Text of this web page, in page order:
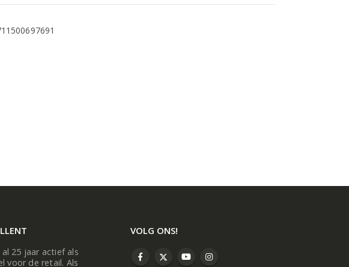
al 25 jaar actief als
voor de retail. Als
VOLG ONS!